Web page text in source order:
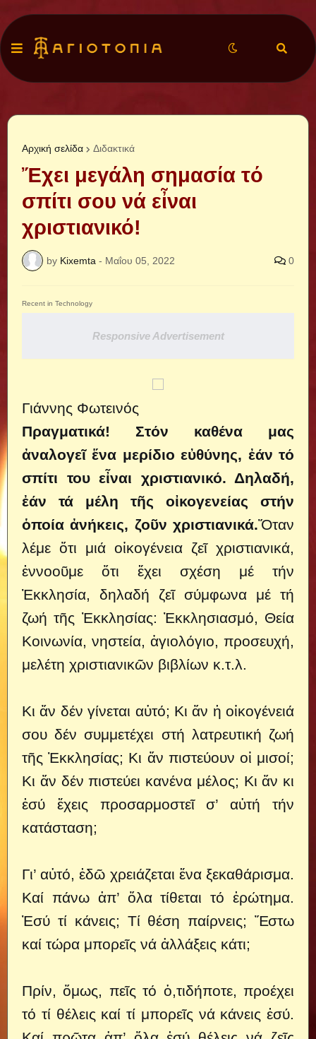
Αρχική σελίδα Διδακτικά
Ἔχει μεγάλη σημασία τό
σπίτι σου νά εἶναι
χριστιανικό!
by Kixemta - Μαΐου 05, 2022 0
Recent in Technology
Responsive Advertisement
Γιάννης Φωτεινός
Πραγματικά! Στόν καθένα μας
ἀναλογεῖ ἕνα μερίδιο εὐθύνης, ἐάν τό
σπίτι του εἶναι χριστιανικό. Δηλαδή,
ἐάν τά μέλη τῆς οἰκογενείας στήν
ὁποία ἀνήκεις, ζοῦν χριστιανικά.Ὅταν
λέμε ὅτι μιά οἰκογένεια ζεῖ χριστιανικά,
ἐννοοῦμε ὅτι ἔχει σχέση μέ τήν
Ἐκκλησία, δηλαδή ζεῖ σύμφωνα μέ τή
ζωή τῆς Ἐκκλησίας: Ἐκκλησιασμό, Θεία
Κοινωνία, νηστεία, ἁγιολόγιο, προσευχή,
μελέτη χριστιανικῶν βιβλίων κ.τ.λ.
Κι ἄν δέν γίνεται αὐτό; Κι ἄν ἡ οἰκογένειά
σου δέν συμμετέχει στή λατρευτική ζωή
τῆς Ἐκκλησίας; Κι ἄν πιστεύουν οἱ μισοί;
Κι ἄν δέν πιστεύει κανένα μέλος; Κι ἄν κι
ἐσύ ἔχεις προσαρμοστεῖ σ’ αὐτή τήν
κατάσταση;
Γι’ αὐτό, ἐδῶ χρειάζεται ἕνα ξεκαθάρισμα.
Καί πάνω ἀπ’ ὅλα τίθεται τό ἐρώτημα.
Ἐσύ τί κάνεις; Τί θέση παίρνεις; Ἔστω
καί τώρα μπορεῖς νά ἀλλάξεις κάτι;
Πρίν, ὅμως, πεῖς τό ὁ,τιδήποτε, προέχει
τό τί θέλεις καί τί μπορεῖς νά κάνεις ἐσύ.